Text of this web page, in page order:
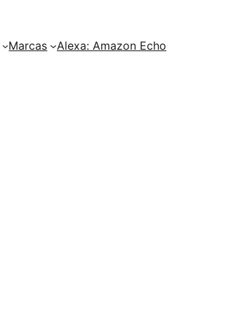
Marcas Alexa: Amazon Echo